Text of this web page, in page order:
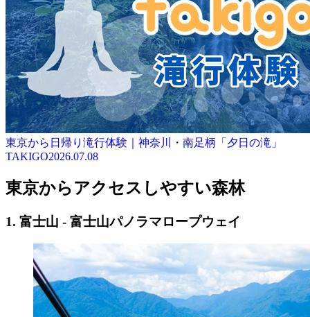
東京から日帰り滝行体験｜神奈川・南足柄「夕日の滝」
TAKIGO2026.07.08
東京からアクセスしやすい森林
1. 富士山 - 富士山パノラマロープウェイ